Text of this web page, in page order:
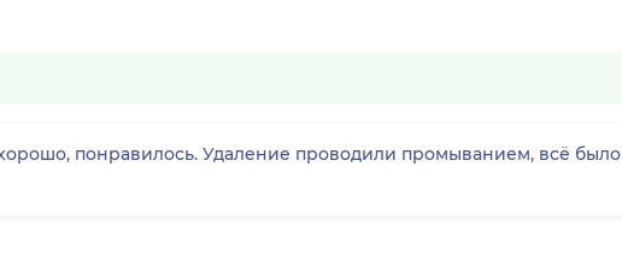
понравилось. Удаление проводили промыванием, всё было